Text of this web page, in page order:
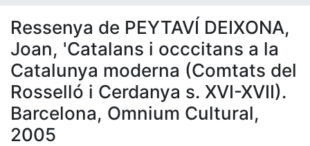
Ressenya de PEYTAVÍ DEIXONA,
Joan, 'Catalans i occcitans a la
Catalunya moderna (Comtats del
Rosselló i Cerdanya s. XVI-XVII).
Barcelona, Omnium Cultural,
2005